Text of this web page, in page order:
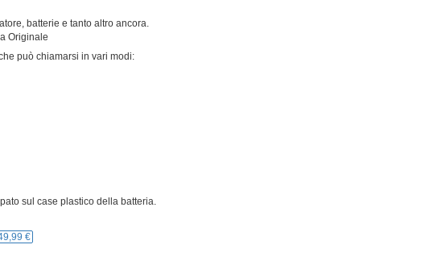
batterie e tanto altro ancora.
Originale
può chiamarsi in vari modi:
sul case plastico della batteria.
€